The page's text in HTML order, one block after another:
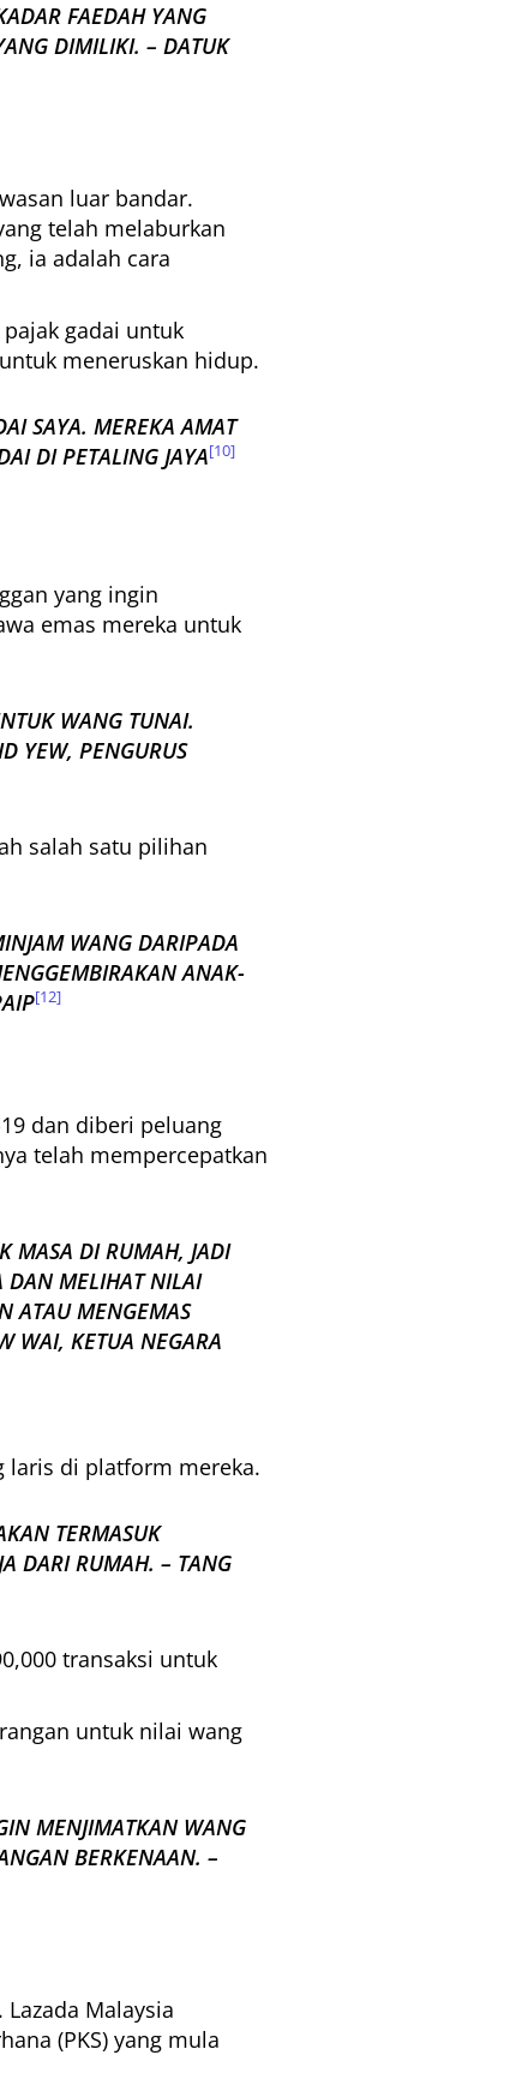
FAEDAH YANG
DIMILIKI. – DATUK
luar bandar.
telah melaburkan
ia adalah cara
gadai untuk
meneruskan hidup.
SAYA. MEREKA AMAT
DI PETALING JAYA[10]
yang ingin
emas mereka untuk
WANG TUNAI.
YEW, PENGURUS
salah satu pilihan
WANG DARIPADA
ANAK-
[12]
dan diberi peluang
telah mempercepatkan
MASA DI RUMAH, JADI
DAN MELIHAT NILAI
ATAU MENGEMAS
WAI, KETUA NEGARA
laris di platform mereka.
TERMASUK
DARI RUMAH. – TANG
transaksi untuk
untuk nilai wang
MENJIMATKAN WANG
BERKENAAN. –
Malaysia
(PKS) yang mula